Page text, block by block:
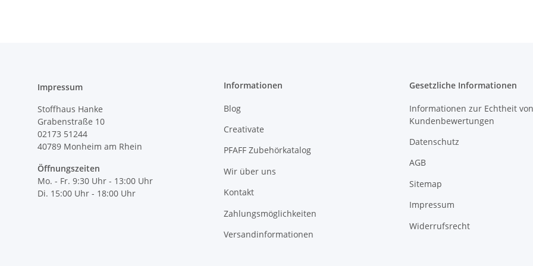
Impressum
Stoffhaus Hanke
Grabenstraße 10
02173 51244
40789 Monheim am Rhein
Öffnungszeiten
Mo. - Fr. 9:30 Uhr - 13:00 Uhr
Di. 15:00 Uhr - 18:00 Uhr
Informationen
Blog
Creativate
PFAFF Zubehörkatalog
Wir über uns
Kontakt
Zahlungsmöglichkeiten
Versandinformationen
Gesetzliche Informationen
Informationen zur Echtheit von
Kundenbewertungen
Datenschutz
AGB
Sitemap
Impressum
Widerrufsrecht